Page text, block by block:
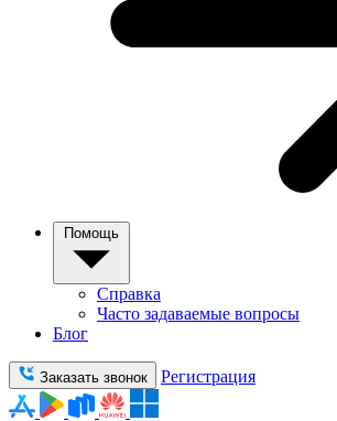
Помощь
Справка
Часто задаваемые вопросы
Блог
Заказать звонок Регистрация